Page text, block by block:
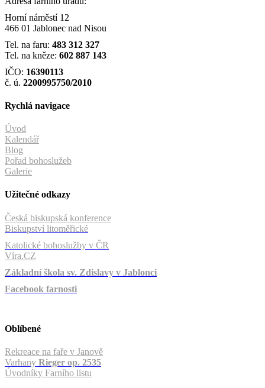
Horní náměstí 12
466 01 Jablonec nad Nisou
Tel. na faru: 483 312 327
Tel. na kněze: 602 887 143
IČO: 16390113
č. ú. 2200995750/2010
Rychlá navigace
Úvod
Kalendář
Blog
Pořad bohoslužeb
Galerie
Užitečné odkazy
Česká biskupská konference
Biskupství litoměřické
Katolické bohoslužby v ČR
Víra.CZ
Základní škola sv. Zdislavy v Jablonci
Facebook farnosti
Oblíbené
Rekreace na faře v Janově
Varhany Rieger op. 2535
Úvodníky Farního listu